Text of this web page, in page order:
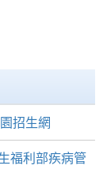
招生網
福利部疾病管